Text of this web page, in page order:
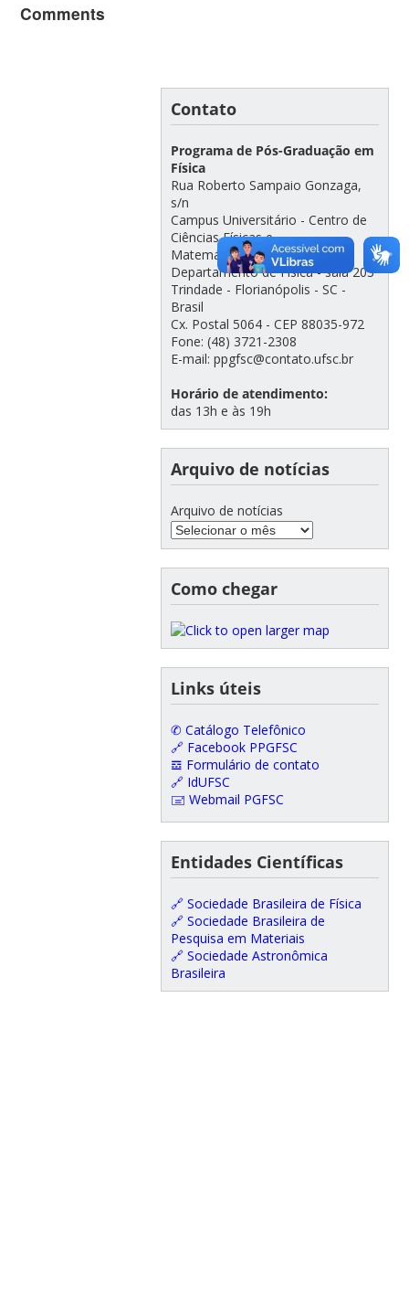
Comments
Contato
Programa de Pós-Graduação em
Física
Rua Roberto Sampaio Gonzaga,
s/n
Campus Universitário - Centro de
Ciências Físicas e
Matemáticas/CFM -
Departamento de Física - sala 203
Trindade - Florianópolis - SC -
Brasil
Cx. Postal 5064 - CEP 88035-972
Fone: (48) 3721-2308
E-mail: ppgfsc@contato.ufsc.br
Horário de atendimento:
das 13h e às 19h
Arquivo de notícias
Arquivo de notícias
Como chegar
Links úteis
✆ Catálogo Telefônico
🔗 Facebook PPGFSC
𝌕 Formulário de contato
🔗 IdUFSC
🖃 Webmail PGFSC
Entidades Científicas
🔗 Sociedade Brasileira de Física
🔗 Sociedade Brasileira de
Pesquisa em Materiais
🔗 Sociedade Astronômica
Brasileira